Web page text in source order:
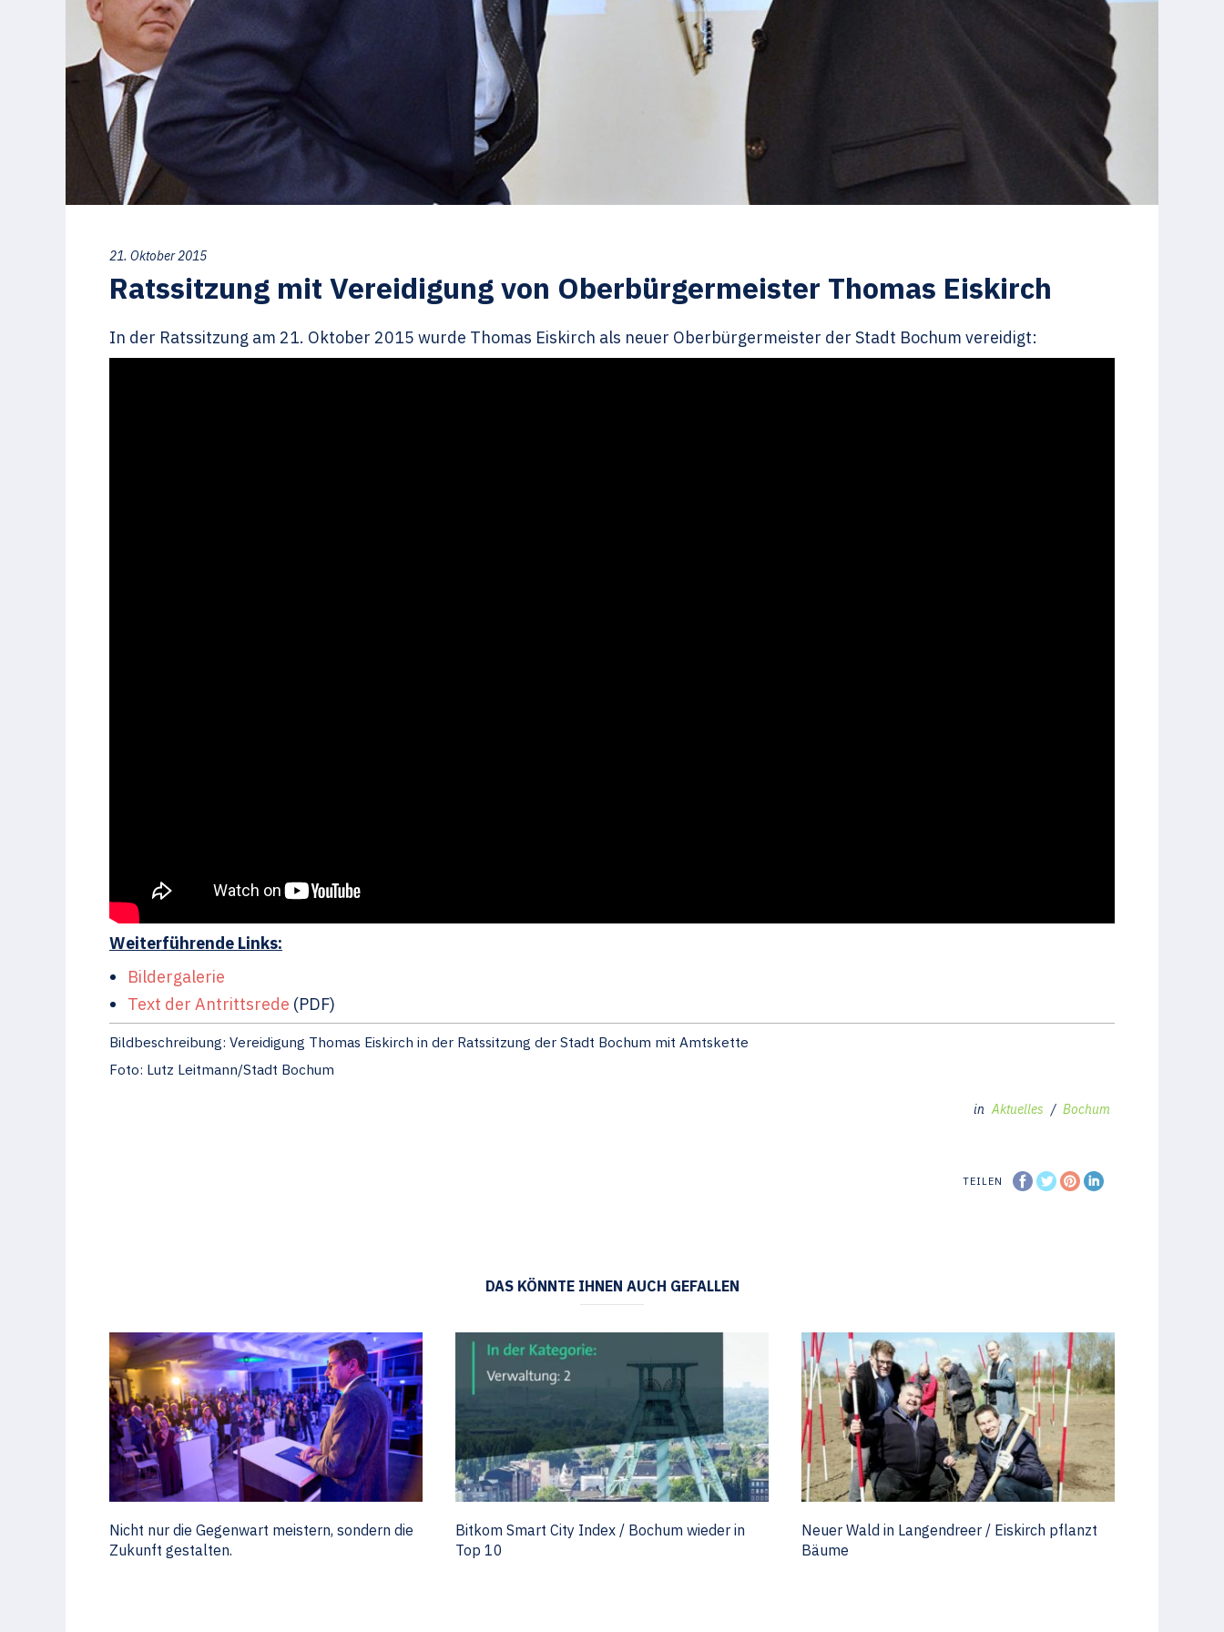
21. Oktober 2015
Ratssitzung mit Vereidigung von Oberbürgermeister Thomas Eiskirch
In der Ratssitzung am 21. Oktober 2015 wurde Thomas Eiskirch als neuer Oberbürgermeister der Stadt Bochum vereidigt:
Weiterführende Links:
Bildergalerie
Text der Antrittsrede (PDF)
Bildbeschreibung: Vereidigung Thomas Eiskirch in der Ratssitzung der Stadt Bochum mit Amtskette
Foto: Lutz Leitmann/Stadt Bochum
in Aktuelles / Bochum
TEILEN
DAS KÖNNTE IHNEN AUCH GEFALLEN
Nicht nur die Gegenwart meistern, sondern die
Zukunft gestalten.
Bitkom Smart City Index / Bochum wieder in
Top 10
Neuer Wald in Langendreer / Eiskirch pflanzt
Bäume